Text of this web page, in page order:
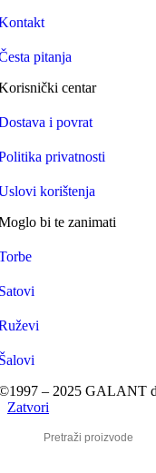
pitanja
centar
i povrat
privatnosti
korištenja
bi te zanimati
– 2025 GALANT
Zatvori